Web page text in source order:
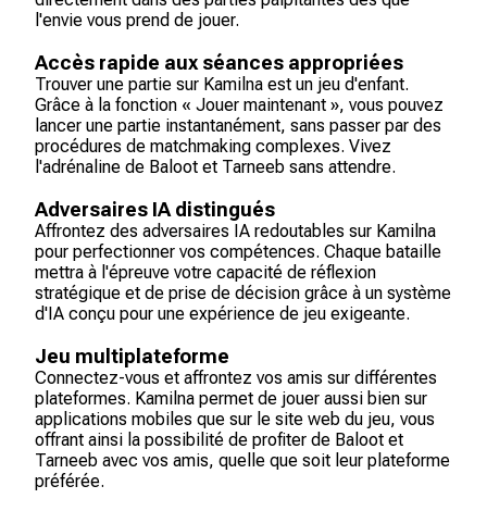
l'envie vous prend de jouer.
Accès rapide aux séances appropriées
Trouver une partie sur Kamilna est un jeu d'enfant.
Grâce à la fonction « Jouer maintenant », vous pouvez
lancer une partie instantanément, sans passer par des
procédures de matchmaking complexes. Vivez
l'adrénaline de Baloot et Tarneeb sans attendre.
Adversaires IA distingués
Affrontez des adversaires IA redoutables sur Kamilna
pour perfectionner vos compétences. Chaque bataille
mettra à l'épreuve votre capacité de réflexion
stratégique et de prise de décision grâce à un système
d'IA conçu pour une expérience de jeu exigeante.
Jeu multiplateforme
Connectez-vous et affrontez vos amis sur différentes
plateformes. Kamilna permet de jouer aussi bien sur
applications mobiles que sur le site web du jeu, vous
offrant ainsi la possibilité de profiter de Baloot et
Tarneeb avec vos amis, quelle que soit leur plateforme
préférée.